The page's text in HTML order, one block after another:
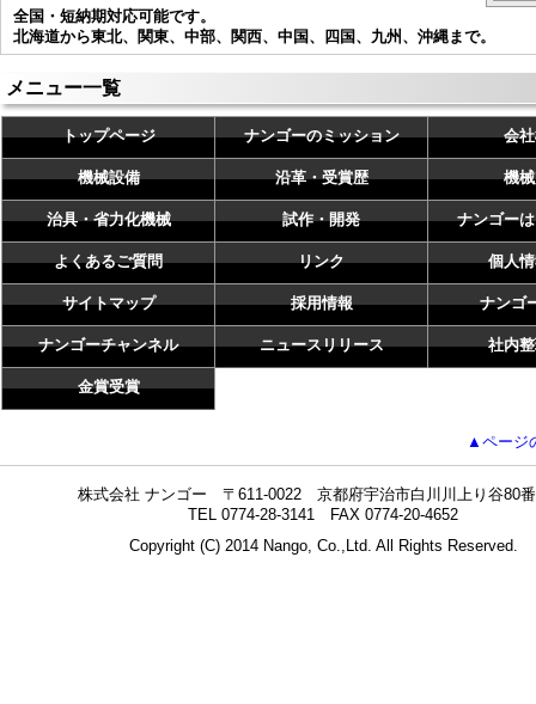
全国・短納期対応可能です。
北海道から東北、関東、中部、関西、中国、四国、九州、沖縄まで。
メニュー一覧
トップページ ナンゴーのミッション 会
機械設備 沿革・受賞歴 機
治具・省力化機械 試作・開発 ナンゴー
よくあるご質問 リンク 個人
サイトマップ 採用情報 ナンゴ
ナンゴーチャンネル ニュースリリース 社内
金賞受賞
▲ページ
株式会社 ナンゴー 〒611-0022 京都府宇治市白川川上り谷80
TEL 0774-28-3141 FAX 0774-20-4652
Copyright (C) 2014 Nango, Co.,Ltd. All Rights Reserved.